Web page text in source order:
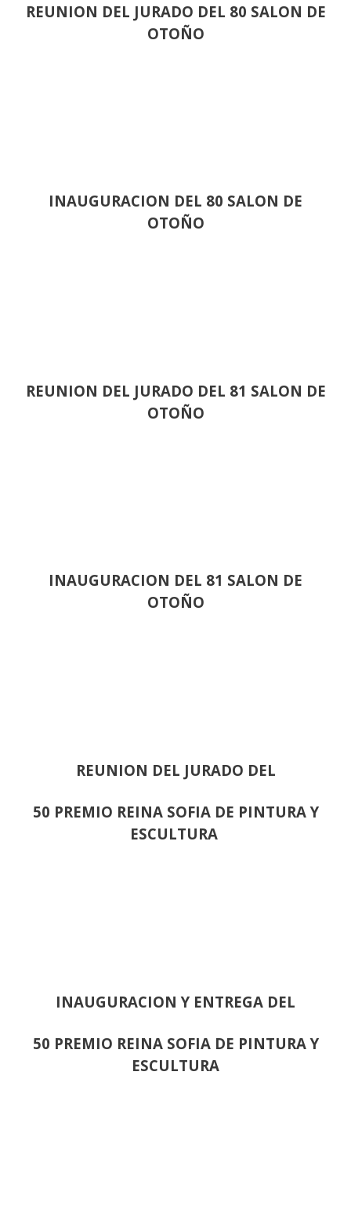
REUNION DEL JURADO DEL 80 SALON DE
OTOÑO
INAUGURACION DEL 80 SALON DE
OTOÑO
REUNION DEL JURADO DEL 81 SALON DE
OTOÑO
INAUGURACION DEL 81 SALON DE
OTOÑO
REUNION DEL JURADO DEL
50 PREMIO REINA SOFIA DE PINTURA Y
ESCULTURA
INAUGURACION Y ENTREGA DEL
50 PREMIO REINA SOFIA DE PINTURA Y
ESCULTURA